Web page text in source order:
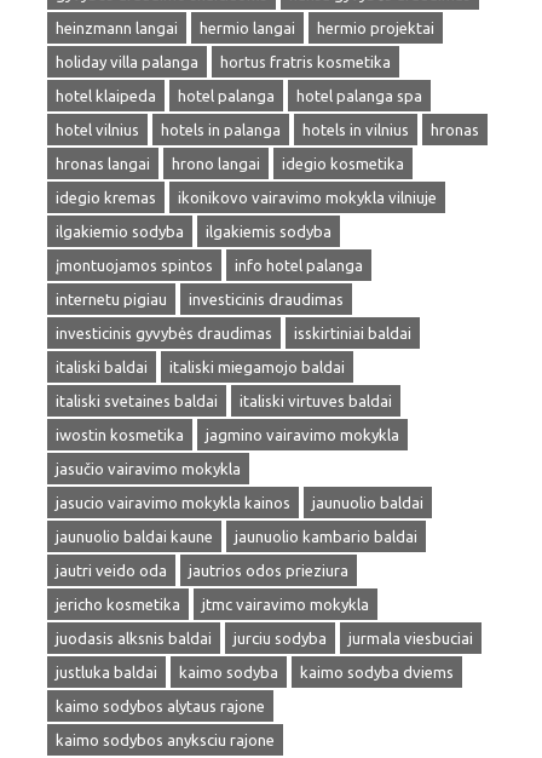
heinzmann langai
hermio langai
hermio projektai
holiday villa palanga
hortus fratris kosmetika
hotel klaipeda
hotel palanga
hotel palanga spa
hotel vilnius
hotels in palanga hotels in vilnius
hronas
hronas langai
hrono langai
idegio kosmetika
idegio kremas
ikonikovo vairavimo mokykla vilniuje
ilgakiemio sodyba
ilgakiemis sodyba
įmontuojamos spintos
info hotel palanga
internetu pigiau
investicinis draudimas
investicinis gyvybės draudimas
isskirtiniai baldai
italiski baldai
italiski miegamojo baldai
italiski svetaines baldai
italiski virtuves baldai
iwostin kosmetika
jagmino vairavimo mokykla
jasučio vairavimo mokykla
jasucio vairavimo mokykla kainos
jaunuolio baldai
jaunuolio baldai kaune
jaunuolio kambario baldai
jautri veido oda
jautrios odos prieziura
jericho kosmetika
jtmc vairavimo mokykla
juodasis alksnis baldai
jurciu sodyba
jurmala viesbuciai
justluka baldai
kaimo sodyba
kaimo sodyba dviems
kaimo sodybos alytaus rajone
kaimo sodybos anyksciu rajone